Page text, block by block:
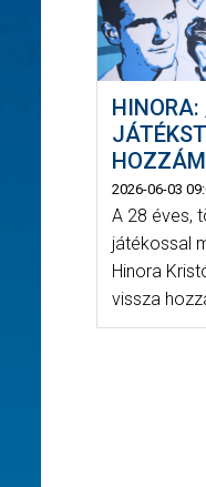
HINORA:
2026-06-03
A 28 éves,
játékossal
Hinora
vissza